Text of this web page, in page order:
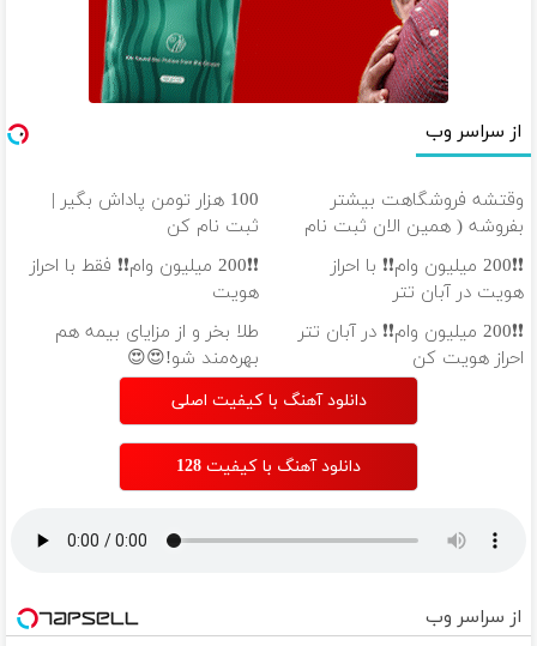
از سراسر وب
وقتشه فروشگاهت بیشتر
بفروشه ( همین الان ثبت نام
کن )
100 هزار تومن پاداش بگیر |
ثبت نام کن
❗❗200 میلیون وام❗❗ با احراز
هویت در آبان تتر
❗❗200 میلیون وام❗❗ فقط با احراز
هویت
❗❗200 میلیون وام❗❗ در آبان تتر
احراز هویت کن
طلا بخر و از مزایای بیمه هم
بهره‌مند شو!😍😍
دانلود آهنگ با کیفیت اصلی
دانلود آهنگ با کیفیت 128
از سراسر وب